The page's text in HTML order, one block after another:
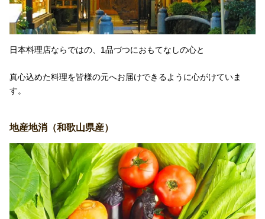
日本料理店ならではの、1品づつにおもてなしの心と
真心込めた料理を皆様の元へお届けできるように心がけていま
す。
地産地消（和歌山県産）